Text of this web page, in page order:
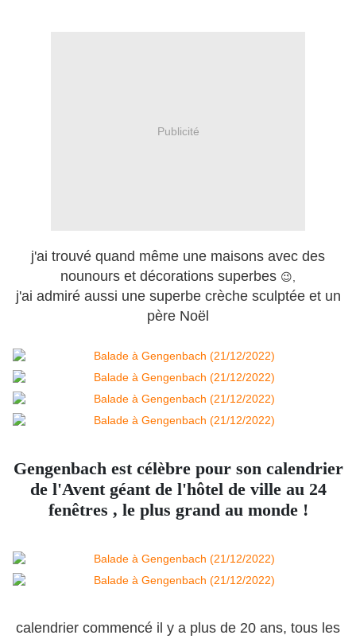
Publicité
j'ai trouvé quand même une maisons avec des
nounours et décorations superbes 😉,
j'ai admiré aussi une superbe crèche sculptée et un
père Noël
Gengenbach est célèbre pour son calendrier
de l'Avent géant de l'hôtel de ville au 24
fenêtres , le plus grand au monde !
calendrier commencé il y a plus de 20 ans, tous les